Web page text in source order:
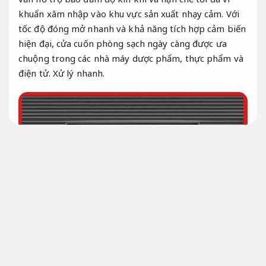
khuẩn xâm nhập vào khu vực sản xuất nhạy cảm. Với
tốc độ đóng mở nhanh và khả năng tích hợp cảm biến
hiện đại, cửa cuốn phòng sạch ngày càng được ưa
chuộng trong các nhà máy dược phẩm, thực phẩm và
điện tử. Xử lý nhanh.